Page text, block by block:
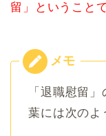
留」ということで
「退職慰留
葉には次のよ